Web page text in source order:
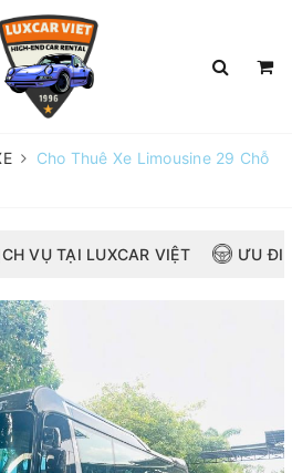
Cho Thuê Xe Limousine 29 Chỗ
VỤ TẠI LUXCAR VIỆT ƯU